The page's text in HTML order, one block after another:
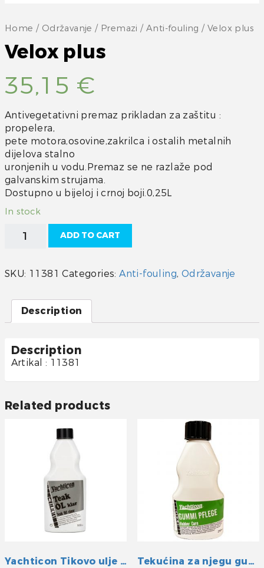
Home / Održavanje / Premazi /Anti-fouling / Velox plus
Velox plus
35,15 €
Antivegetativni premaz prikladan za zaštitu :
propelera,
pete motora,osovine,zakrilca i ostalih metalnih
dijelova stalno
uronjenih u vodu.Premaz se ne razlaže pod
galvanskim strujama.
Dostupno u bijeloj i crnoj boji.0,25L
In stock
Velox
plus
ADD TO CART
SKU: 11381 Categories:Anti-fouling, Održavanje
Description
Description
Artikal : 11381
Related products
Yachticon Tikovo ulje -klar Tekućina za njegu gumenih površina